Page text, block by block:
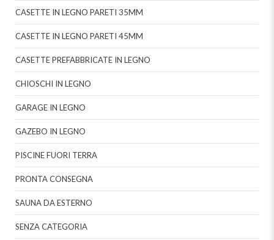
CASETTE IN LEGNO PARETI 35MM
CASETTE IN LEGNO PARETI 45MM
CASETTE PREFABBRICATE IN LEGNO
CHIOSCHI IN LEGNO
GARAGE IN LEGNO
GAZEBO IN LEGNO
PISCINE FUORI TERRA
PRONTA CONSEGNA
SAUNA DA ESTERNO
SENZA CATEGORIA